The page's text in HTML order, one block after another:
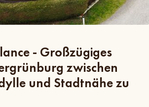
- Großzügiges
zwischen
und Stadtnähe zu